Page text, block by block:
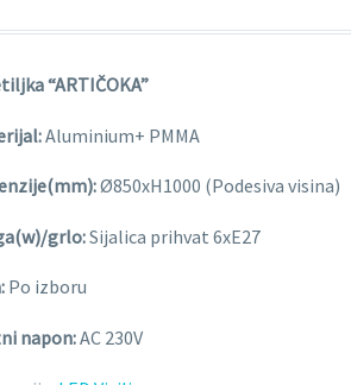
“ARTIČOKA”
Aluminium+ PMMA
Ø850xH1000 (Podesiva visina)
grlo:Sijalica prihvat 6xE27
Po izboru
napon:AC 230V